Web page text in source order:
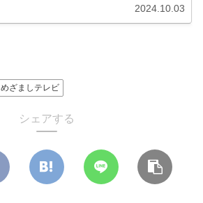
2024.10.03
めざましテレビ
シェアする